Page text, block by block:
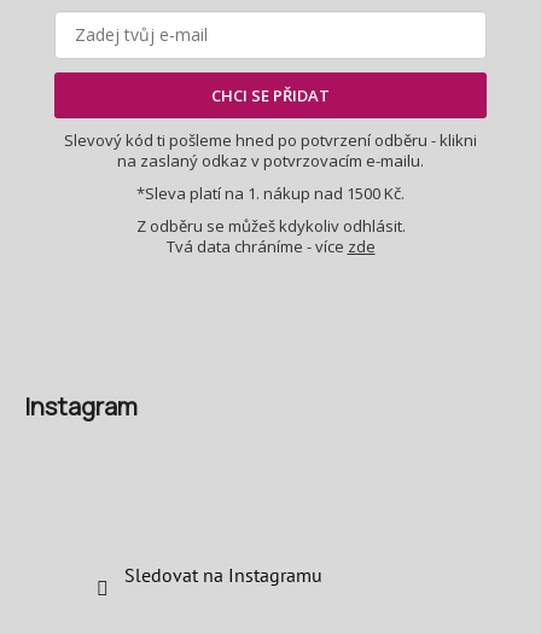
CHCI SE PŘIDAT
Slevový kód ti pošleme hned po potvrzení odběru - klikni
na zaslaný odkaz v potvrzovacím e-mailu.
*Sleva platí na 1. nákup nad 1500 Kč.
Z odběru se můžeš kdykoliv odhlásit.
Tvá data chráníme - více zde
Instagram
Sledovat na Instagramu